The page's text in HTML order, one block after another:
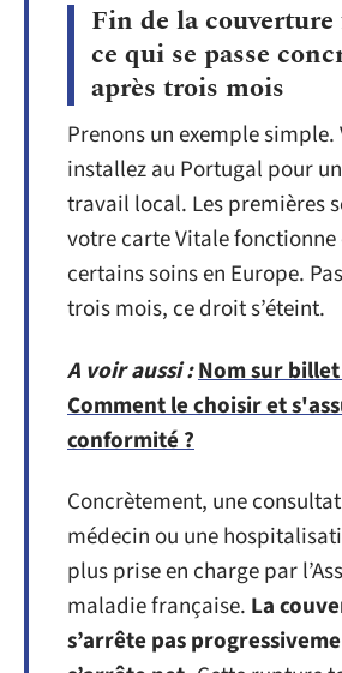
Fin de la couverture
ce qui se passe
après trois mois
Prenons un exemple simple.
installez au Portugal pour
travail local. Les premières
votre carte Vitale
certains soins en Europe.
trois mois, ce droit s’éteint.
A voir aussi :Nom sur
Comment le choisir et
conformité ?
Concrètement, une
médecin ou une
plus prise en charge par
maladie française. La
s’arrête pas